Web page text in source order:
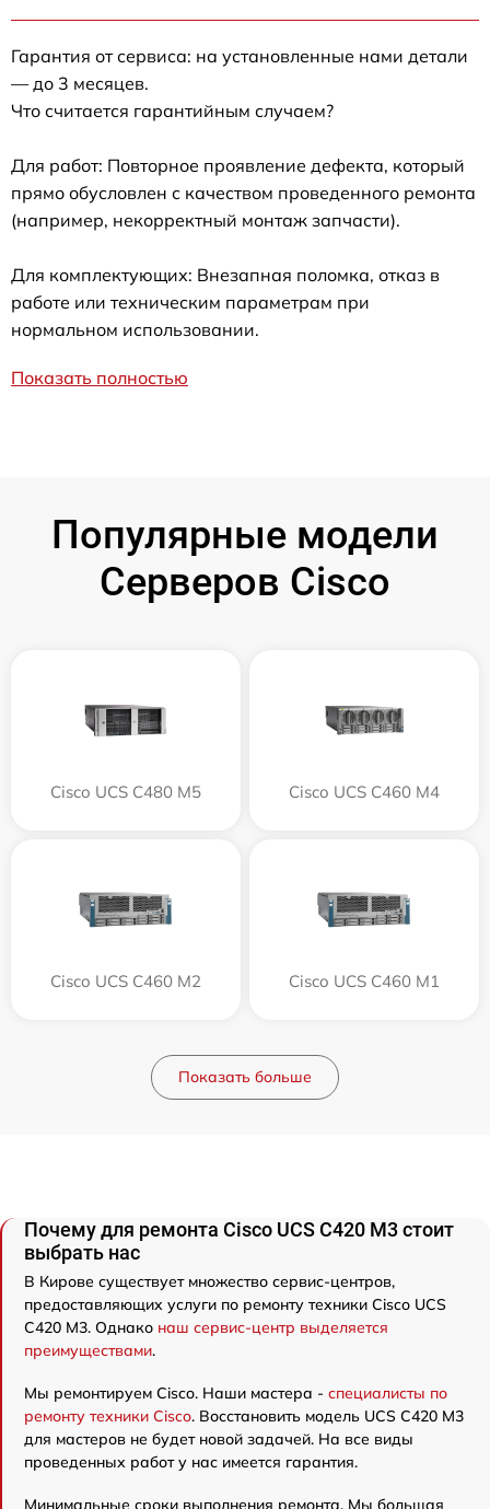
Гарантия от сервиса: на установленные нами детали
— до 3 месяцев.
Что считается гарантийным случаем?
Для работ: Повторное проявление дефекта, который
прямо обусловлен с качеством проведенного ремонта
(например, некорректный монтаж запчасти).
Для комплектующих: Внезапная поломка, отказ в
работе или техническим параметрам при
нормальном использовании.
Показать полностью
Популярные модели
Серверов Cisco
Cisco UCS C480 M5 Cisco UCS C460 M4
Cisco UCS C460 M2 Cisco UCS C460 M1
Показать больше
Почему для ремонта Cisco UCS C420 M3 стоит
выбрать нас
В Кирове существует множество сервис-центров,
предоставляющих услуги по ремонту техники Cisco UCS
C420 M3. Однако наш сервис-центр выделяется
преимуществами.
Мы ремонтируем Cisco. Наши мастера - специалисты по
ремонту техники Cisco. Восстановить модель UCS C420 M3
для мастеров не будет новой задачей. На все виды
проведенных работ у нас имеется гарантия.
Минимальные сроки выполнения ремонта. Мы большая